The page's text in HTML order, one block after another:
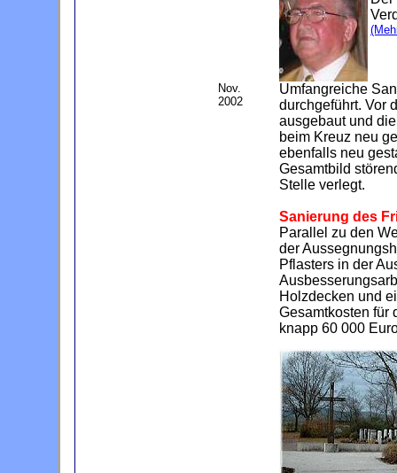
Nov.
2002
Umfangreiche
durchgeführt. Vor
ausgebaut und
beim Kreuz neu
ebenfalls neu
Gesamtbild
Stelle verlegt.
Sanierung des
Parallel zu den
der
Pflasters in der
Holzdecken und
Gesamtkosten für
knapp 60 000